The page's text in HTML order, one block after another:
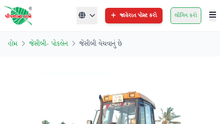
જાહેરાત પોસ્ટ કરો લૉગિન કરો
હોમ જેસીબી- પોકલેન જેસીબી વેચવાનું છે